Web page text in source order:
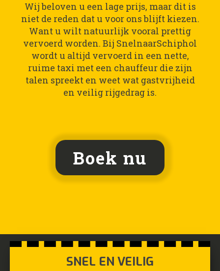
Wij beloven u een lage prijs, maar dit is
niet de reden dat u voor ons blijft kiezen.
Want u wilt natuurlijk vooral prettig
vervoerd worden. Bij SnelnaarSchiphol
wordt u altijd vervoerd in een nette,
ruime taxi met een chauffeur die zijn
talen spreekt en weet wat gastvrijheid
en veilig rijgedrag is.
Boek nu
SNEL EN VEILIG